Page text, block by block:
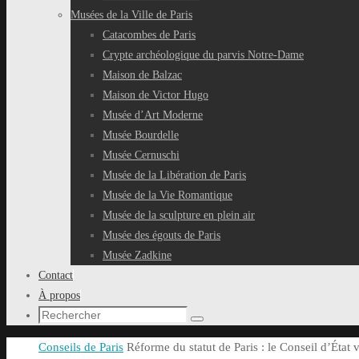
Musées de la Ville de Paris
Catacombes de Paris
Crypte archéologique du parvis Notre-Dame
Maison de Balzac
Maison de Victor Hugo
Musée d’Art Moderne
Musée Bourdelle
Musée Cernuschi
Musée de la Libération de Paris
Musée de la Vie Romantique
Musée de la sculpture en plein air
Musée des égouts de Paris
Musée Zadkine
Contact
À propos
Recherche
:
Rechercher
Accueil
Conseils de Paris Réforme du statut de Paris : le Conseil d’État